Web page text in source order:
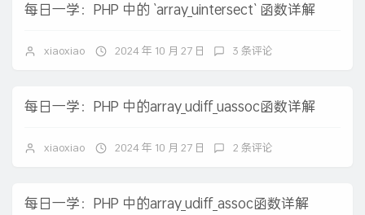
每日一学：PHP 中的 `array_uintersect` 函数详解
xiaoxiao 2024 年 10 月 27 日 3 条评论
每日一学：PHP 中的array_udiff_uassoc函数详解
xiaoxiao 2024 年 10 月 27 日 2 条评论
每日一学：PHP 中的array_udiff_assoc函数详解